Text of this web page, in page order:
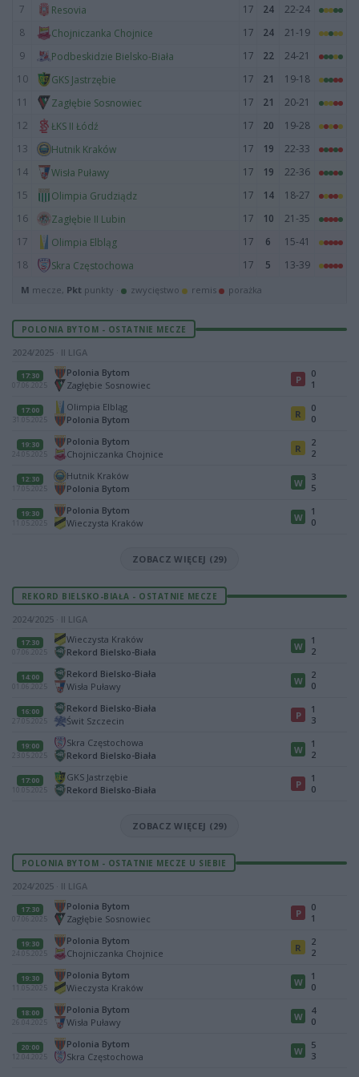
7 Resovia 17 24
22-24
8
Chojniczanka Chojnice 17 24
21-19
9
Podbeskidzie Bielsko-Biała 17 22
24-21
10
GKS Jastrzębie 17 21
19-18
11
Zagłębie Sosnowiec 17 21
20-21
12
ŁKS II Łódź 17 20
19-28
13
Hutnik Kraków 17 19
22-33
14
Wisła Puławy 17 19
22-36
15
Olimpia Grudziądz 17 14
18-27
16
Zagłębie II Lubin 17 10
21-35
17
Olimpia Elbląg 17 6
15-41
18
Skra Częstochowa 17 5 13-39
M mecze, Pkt punkty · zwycięstwo remis porażka
POLONIA BYTOM - OSTATNIE MECZE
2024/2025 · II LIGA
17:30
07.06.2025
Polonia Bytom
Zagłębie Sosnowiec
P
0
1
17:00
31.05.2025
Olimpia Elbląg
Polonia Bytom
R
0
0
19:30
24.05.2025
Polonia Bytom
Chojniczanka Chojnice
R
2
2
12:30
17.05.2025
Hutnik Kraków
Polonia Bytom
W
3
5
19:30
11.05.2025
Polonia Bytom
Wieczysta Kraków
W
1
0
ZOBACZ WIĘCEJ (29)
REKORD BIELSKO-BIAŁA - OSTATNIE MECZE
2024/2025 · II LIGA
17:30
07.06.2025
Wieczysta Kraków
Rekord Bielsko-Biała
W
1
2
14:00
01.06.2025
Rekord Bielsko-Biała
Wisła Puławy
W
2
0
16:00
27.05.2025
Rekord Bielsko-Biała
Świt Szczecin
P
1
3
19:00
23.05.2025
Skra Częstochowa
Rekord Bielsko-Biała
W
1
2
17:00
10.05.2025
GKS Jastrzębie
Rekord Bielsko-Biała
P
1
0
ZOBACZ WIĘCEJ (29)
POLONIA BYTOM - OSTATNIE MECZE U SIEBIE
2024/2025 · II LIGA
17:30
07.06.2025
Polonia Bytom
Zagłębie Sosnowiec
P
0
1
19:30
24.05.2025
Polonia Bytom
Chojniczanka Chojnice
R
2
2
19:30
11.05.2025
Polonia Bytom
Wieczysta Kraków
W
1
0
18:00
26.04.2025
Polonia Bytom
Wisła Puławy
W
4
0
20:00
12.04.2025
Polonia Bytom
Skra Częstochowa
W
5
3